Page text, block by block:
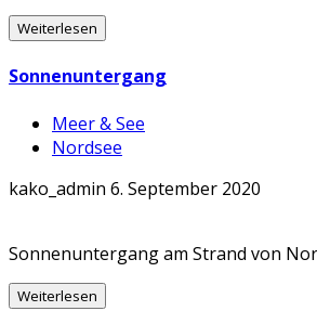
Weiterlesen
Sonnenuntergang
Meer & See
Nordsee
kako_admin 6. September 2020
Sonnenuntergang am Strand von
Weiterlesen